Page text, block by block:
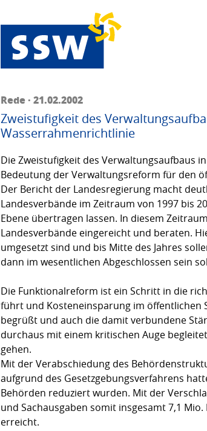
Rede · 21.02.2002
Zweistufigkeit des
Wasserrahmenrichtlinie
Die Zweistufigkeit des Verwaltungsaufbaus
Bedeutung der Verwaltungsreform für den
Der Bericht der Landesregierung macht
Landesverbände im Zeitraum von 1997 bis
Ebene übertragen lassen. In diesem
Landesverbände eingereicht und beraten.
umgesetzt sind und bis Mitte des Jahres
dann im wesentlichen Abgeschlossen sein
Die Funktionalreform ist ein Schritt in die
führt und Kosteneinsparung im öffentlichen
begrüßt und auch die damit verbundene
durchaus mit einem kritischen Auge
gehen.
Mit der Verabschiedung des
aufgrund des Gesetzgebungsverfahrens
Behörden reduziert wurden. Mit der
und Sachausgaben somit insgesamt 7,1
erreicht.